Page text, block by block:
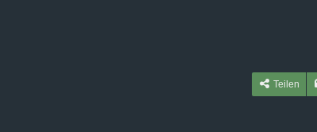
Teilen